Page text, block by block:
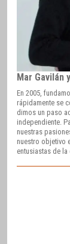
Mar Gavilán
En 2005,
rápidamente se
dimos un paso
independiente.
nuestras
nuestro objetivo
entusiastas de la